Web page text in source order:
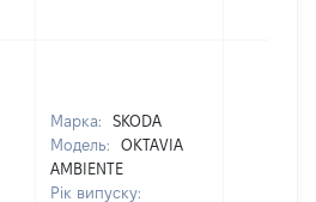
Марка:
SKODA
Модель:
OKTAVIA
AMBIENTE
Рік випуску: